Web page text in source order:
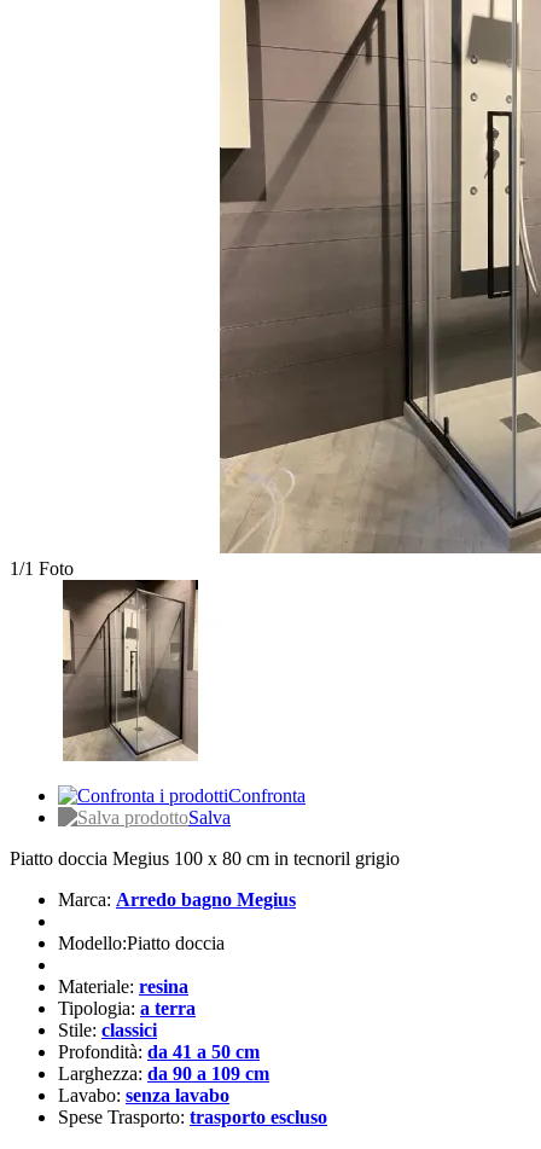
1/1 Foto
Confronta
Salva
Piatto doccia Megius 100 x 80 cm in tecnoril grigio
Marca: Arredo bagno Megius
Modello:Piatto doccia
Materiale: resina
Tipologia: a terra
Stile: classici
Profondità: da 41 a 50 cm
Larghezza: da 90 a 109 cm
Lavabo: senza lavabo
Spese Trasporto: trasporto escluso